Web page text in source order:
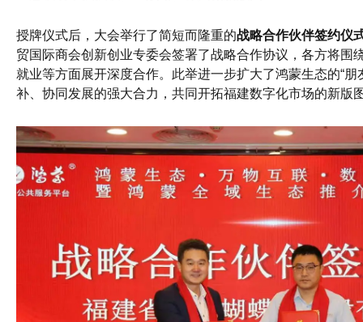
授牌仪式后，大会举行了简短而隆重的战略合作伙伴签约仪
贸国际商会创新创业专委会签署了战略合作协议，各方将围
就业等方面展开深度合作。此举进一步扩大了鸿蒙生态的“朋
补、协同发展的强大合力，共同开拓福建数字化市场的新版